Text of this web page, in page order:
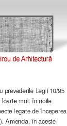
prevederile Legii 10/95
foarte mult în noile
legate de începerea
Amenda, în aceste